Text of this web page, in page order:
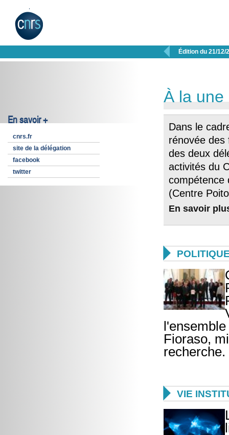
 Édition du 21/12/
En savoir +
cnrs.fr
site de la délégation
facebook
twitter
À la une
Dans le
rénovée des
des deux
activités du
compétence
(Centre
En savoir

Fioraso,
recherche.
 VIE